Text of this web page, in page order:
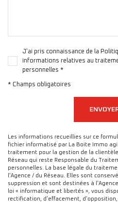
J'ai pris connaissance de la
informations relatives au
personnelles *
* Champs obligatoires
Les informations recueillies sur ce
fichier informatisé par La Boite Immo
traitement pour la gestion de la
Réseau qui reste Responsable du
personnelles. La base légale du
l'Agence / du Réseau. Elles sont
suppression et sont destinées à
loi « informatique et libertés », vous
rectification, d’effacement,